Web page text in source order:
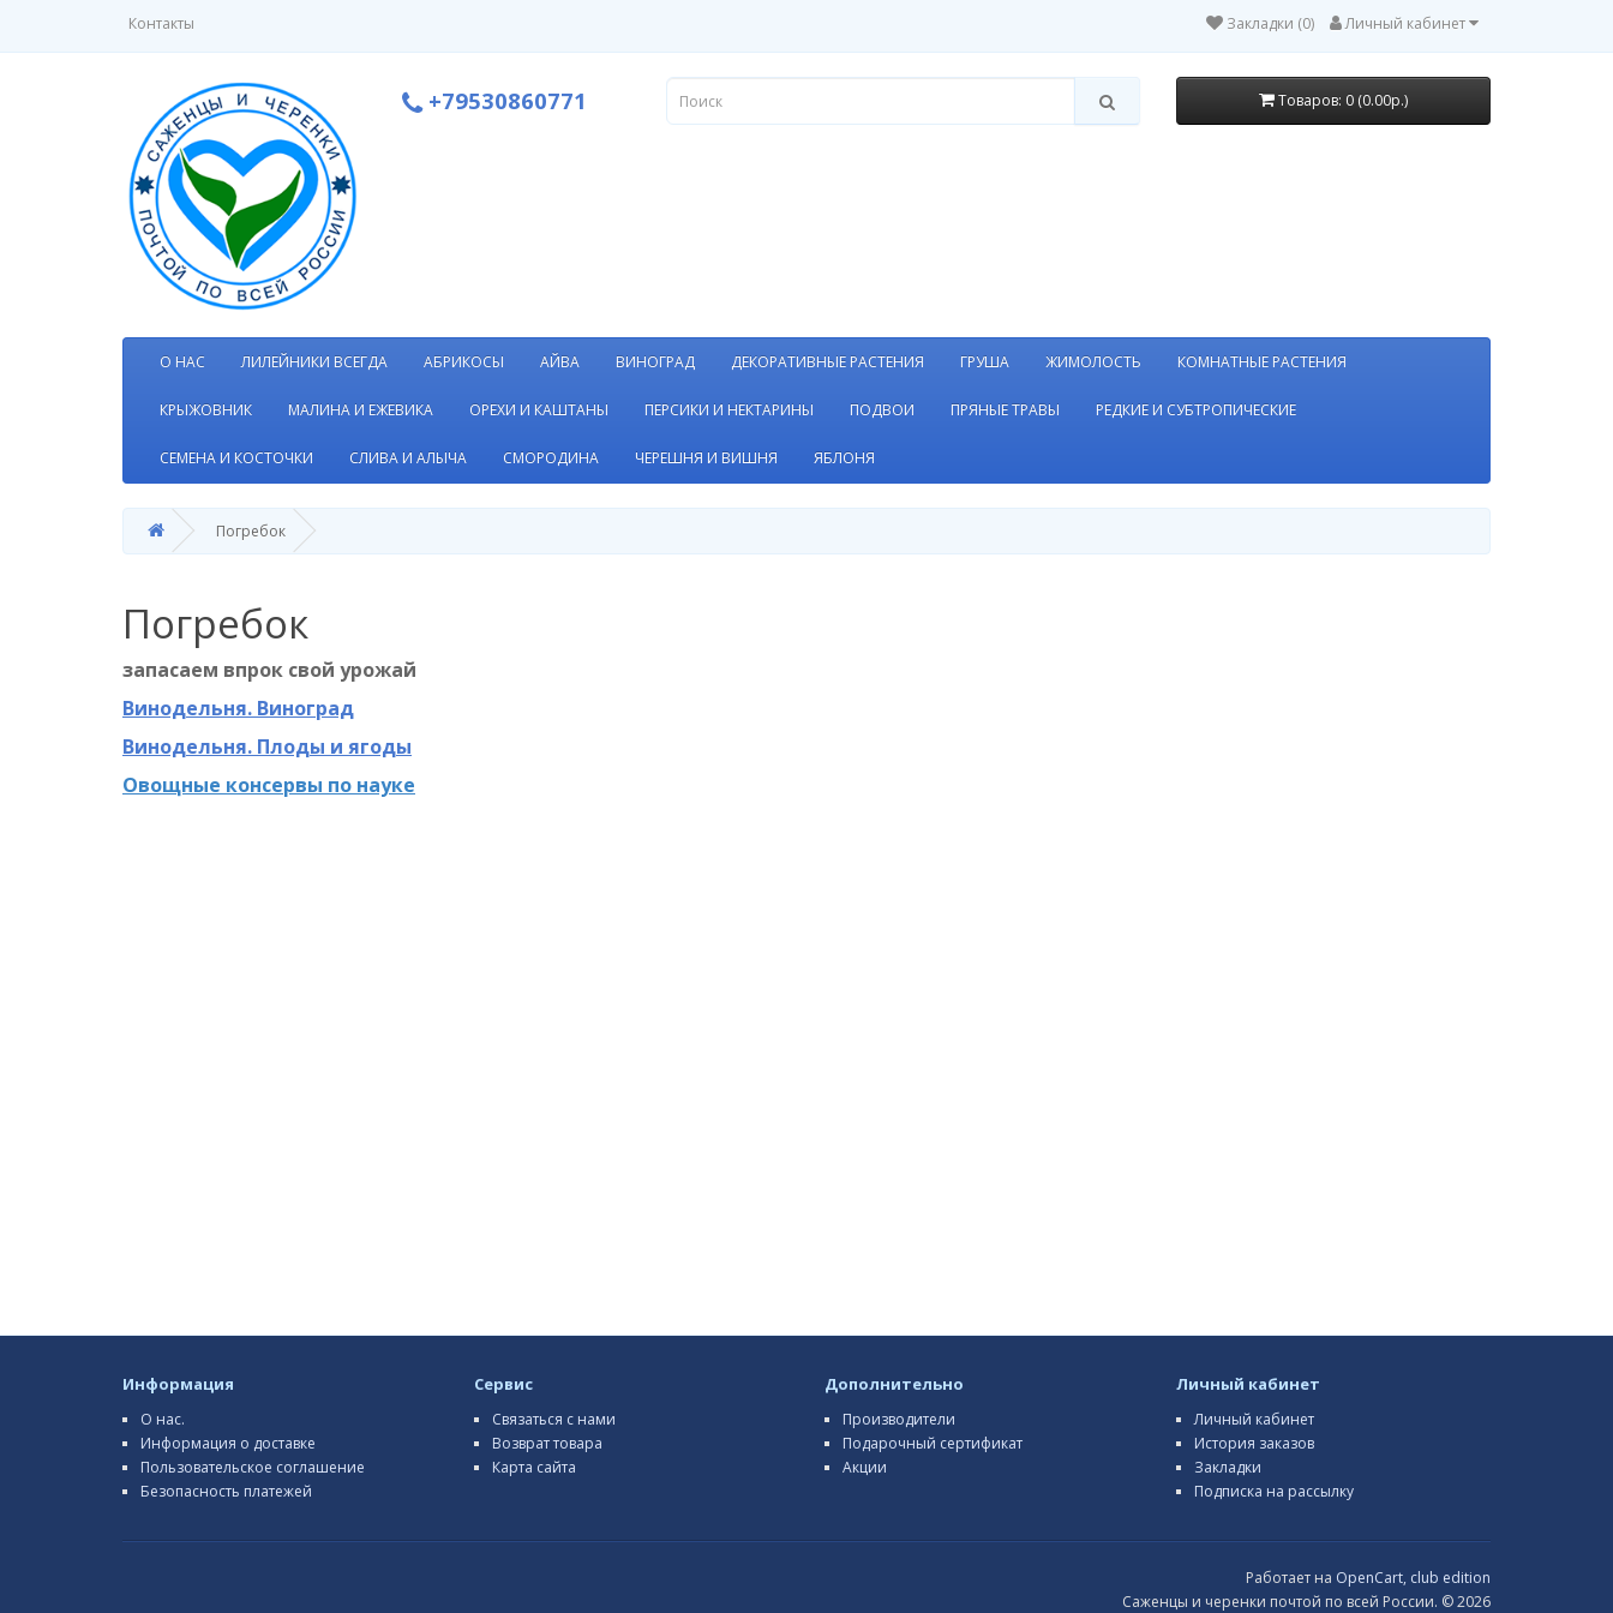
Контакты Закладки (0) Личный кабинет
+79530860771 Товаров: 0 (0.00р.)
О НАС ЛИЛЕЙНИКИ ВСЕГДА АБРИКОСЫ АЙВА ВИНОГРАД ДЕКОРАТИВНЫЕ РАСТЕНИЯ ГРУША ЖИМОЛОСТЬ КОМНАТНЫЕ РАСТЕНИЯ
КРЫЖОВНИК МАЛИНА И ЕЖЕВИКА ОРЕХИ И КАШТАНЫ ПЕРСИКИ И НЕКТАРИНЫ ПОДВОИ ПРЯНЫЕ ТРАВЫ РЕДКИЕ И СУБТРОПИЧЕСКИЕ
СЕМЕНА И КОСТОЧКИ СЛИВА И АЛЫЧА СМОРОДИНА ЧЕРЕШНЯ И ВИШНЯ ЯБЛОНЯ
Погребок
Погребок
запасаем впрок свой урожай
Винодельня. Виноград
Винодельня. Плоды и ягоды
Овощные консервы по науке
Информация
О нас.
Информация о доставке
Пользовательское соглашение
Безопасность платежей
Сервис
Связаться с нами
Возврат товара
Карта сайта
Дополнительно
Производители
Подарочный сертификат
Акции
Личный кабинет
Личный кабинет
История заказов
Закладки
Подписка на рассылку
Работает на OpenCart, club edition
Саженцы и черенки почтой по всей России. © 2026